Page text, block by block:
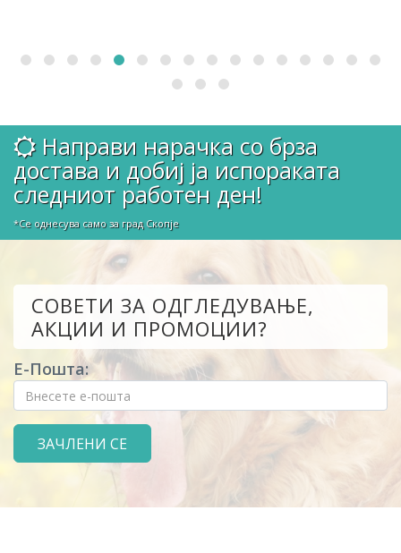
Направи нарачка со брза
достава и добиј ја испораката
следниот работен ден!
*Се однесува само за град Скопје
СОВЕТИ ЗА ОДГЛЕДУВАЊЕ,
АКЦИИ И ПРОМОЦИИ?
Е-Пошта: